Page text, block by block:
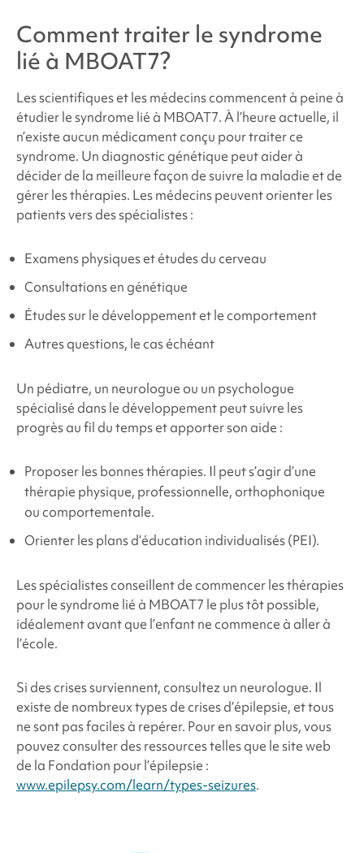
Comment traiter le syndrome
lié à MBOAT7?
Les scientifiques et les médecins commencent à peine à
étudier lesyndrome lié à MBOAT7. À l’heure actuelle, il
n’existe aucun médicament conçu pour traiter ce
syndrome. Un diagnostic génétique peut aider à
décider de la meilleure façon de suivre la maladie et de
gérer les thérapies. Les médecins peuvent orienter les
patients vers des spécialistes :
Examens physiques et études du cerveau
Consultations en génétique
Études sur le développement et le comportement
Autres questions, le cas échéant
Un pédiatre, un neurologue ou un psychologue
spécialisé dans le développement peut suivre les
progrès au fil du temps et apporter son aide :
Proposer les bonnes thérapies. Il peut s’agir d’une
thérapie physique, professionnelle, orthophonique
ou comportementale.
Orienter les plans d’éducation individualisés (PEI).
Les spécialistes conseillent de commencer les thérapies
pour lesyndrome lié à MBOAT7 le plus tôt possible,
idéalement avant que l’enfant ne commence à aller à
l’école.
Si des crises surviennent, consultez un neurologue. Il
existe de nombreux types de crises d’épilepsie, et tous
ne sont pas faciles à repérer. Pour en savoir plus, vous
pouvez consulter des ressources telles que le site web
de la Fondation pour l’épilepsie :
www.epilepsy.com/learn/types-seizures.